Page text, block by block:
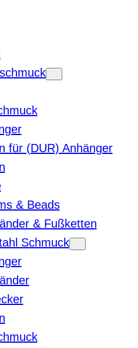
für (DUR) Anhänger
& Beads
& Fußketten
Schmuck